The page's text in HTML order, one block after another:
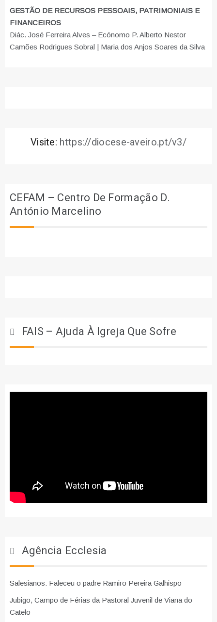
GESTÃO DE RECURSOS PESSOAIS, PATRIMONIAIS E
FINANCEIROS
Diác. José Ferreira Alves – Ecónomo P. Alberto Nestor
Camões Rodrigues Sobral | Maria dos Anjos Soares da Silva
Visite: https://diocese-aveiro.pt/v3/
CEFAM – Centro De Formação D.
António Marcelino
FAIS – Ajuda À Igreja Que Sofre
Agência Ecclesia
Salesianos: Faleceu o padre Ramiro Pereira Galhispo
Jubigo, Campo de Férias da Pastoral Juvenil de Viana do
Catelo